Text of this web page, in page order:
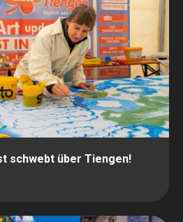
schwebt über Tiengen!